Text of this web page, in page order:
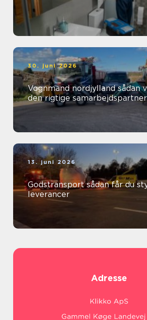
30. juni 2026
Vognmand nordjylland sådan vælger du
den rigtige samarbejdspartner
13. juni 2026
Godstransport sådan får du styr på dine
leverancer
Adresse